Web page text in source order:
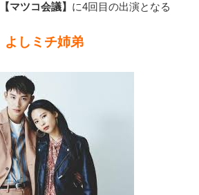
【マツコ会議】 に4回目の出演となる
よしミチ姉弟